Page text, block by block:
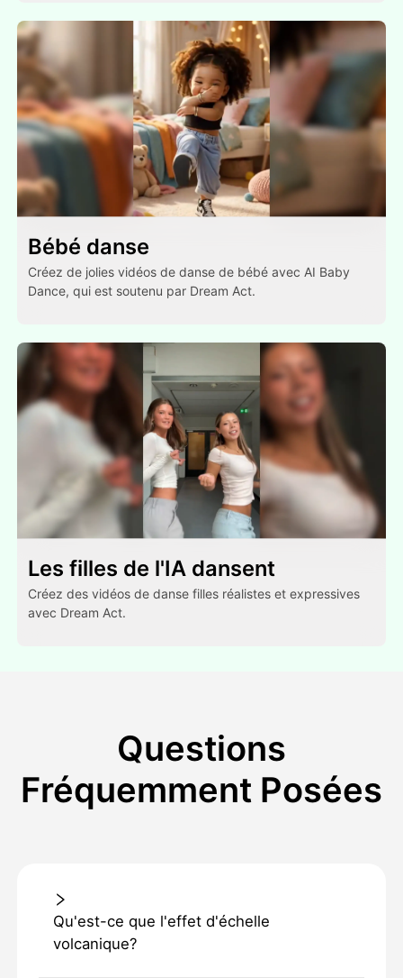
Bébé danse
Créez de jolies vidéos de danse de bébé avec AI Baby
Dance, qui est soutenu par Dream Act.
Les filles de l'IA dansent
Créez des vidéos de danse filles réalistes et expressives
avec Dream Act.
Questions
Fréquemment Posées
Qu'est-ce que l'effet d'échelle
volcanique?